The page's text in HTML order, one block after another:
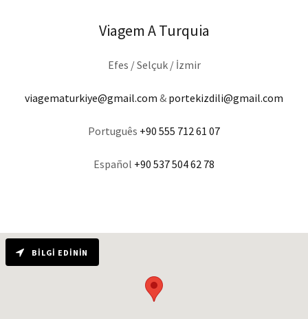
Viagem A Turquia
Efes / Selçuk / İzmir
viagematurkiye@gmail.com & portekizdili@gmail.com
Português +90 555 712 61 07
Español +90 537 504 62 78
BILGI EDININ